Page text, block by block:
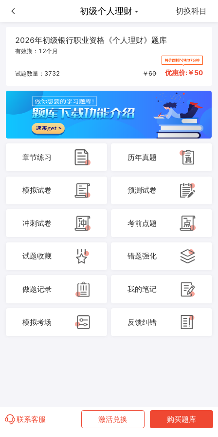
初级个人理财 切换科目
初级个人理财
2026年初级银行职业资格《个人理财》题库
有效期： 12个月
试题数量： 3732 ￥60
特价仅剩7小时37分钟
优惠价:￥50
章节练习 历年真题
模拟试卷 预测试卷
冲刺试卷 考前点题
试题收藏 错题强化
做题记录 我的笔记
模拟考场 反馈纠错
联系客服 激活兑换 购买题库